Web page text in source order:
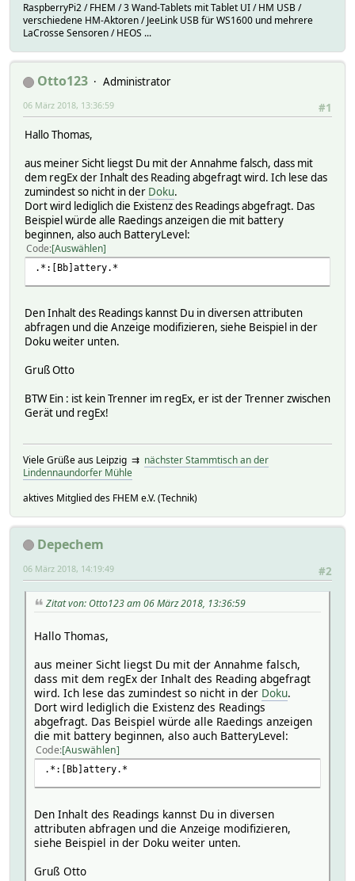
RaspberryPi2 / FHEM / 3 Wand-Tablets mit Tablet UI / HM USB /
verschiedene HM-Aktoren / JeeLink USB für WS1600 und mehrere
LaCrosse Sensoren / HEOS ...
Otto123
Administrator
#1
06 März 2018, 13:36:59
Hallo Thomas,
aus meiner Sicht liegst Du mit der Annahme falsch, dass mit
dem regEx der Inhalt des Reading abgefragt wird. Ich lese das
zumindest so nicht in der Doku.
Dort wird lediglich die Existenz des Readings abgefragt. Das
Beispiel würde alle Raedings anzeigen die mit battery
beginnen, also auch BatteryLevel:
Code Auswählen
.*:[Bb]attery.*
Den Inhalt des Readings kannst Du in diversen attributen
abfragen und die Anzeige modifizieren, siehe Beispiel in der
Doku weiter unten.
Gruß Otto
BTW Ein : ist kein Trenner im regEx, er ist der Trenner zwischen
Gerät und regEx!
Viele Grüße aus Leipzig ⇉ nächster Stammtisch an der
Lindennaundorfer Mühle
aktives Mitglied des FHEM e.V. (Technik)
Depechem
#2
06 März 2018, 14:19:49
Zitat von: Otto123 am 06 März 2018, 13:36:59
Hallo Thomas,
aus meiner Sicht liegst Du mit der Annahme falsch,
dass mit dem regEx der Inhalt des Reading abgefragt
wird. Ich lese das zumindest so nicht in der Doku.
Dort wird lediglich die Existenz des Readings
abgefragt. Das Beispiel würde alle Raedings anzeigen
die mit battery beginnen, also auch BatteryLevel:
Code Auswählen
.*:[Bb]attery.*
Den Inhalt des Readings kannst Du in diversen
attributen abfragen und die Anzeige modifizieren,
siehe Beispiel in der Doku weiter unten.
Gruß Otto